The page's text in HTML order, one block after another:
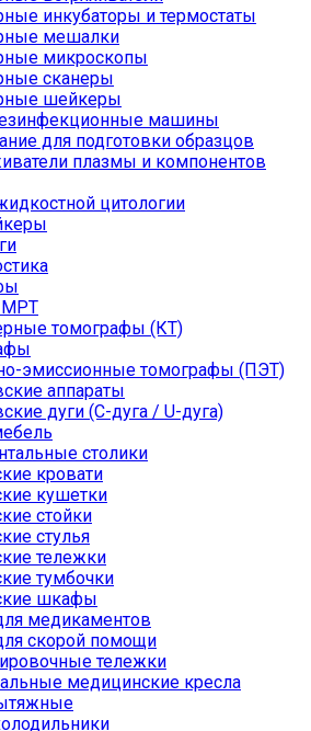
инкубаторы и термостаты
мешалки
микроскопы
сканеры
шейкеры
машины
для подготовки образцов
плазмы и компонентов
цитологии
МРТ
томографы (КТ)
эмиссионные томографы (ПЭТ)
аппараты
дуги (С-дуга / U-дуга)
столики
кровати
кушетки
стойки
стулья
тележки
тумбочки
шкафы
медикаментов
скорой помощи
тележки
медицинские кресла